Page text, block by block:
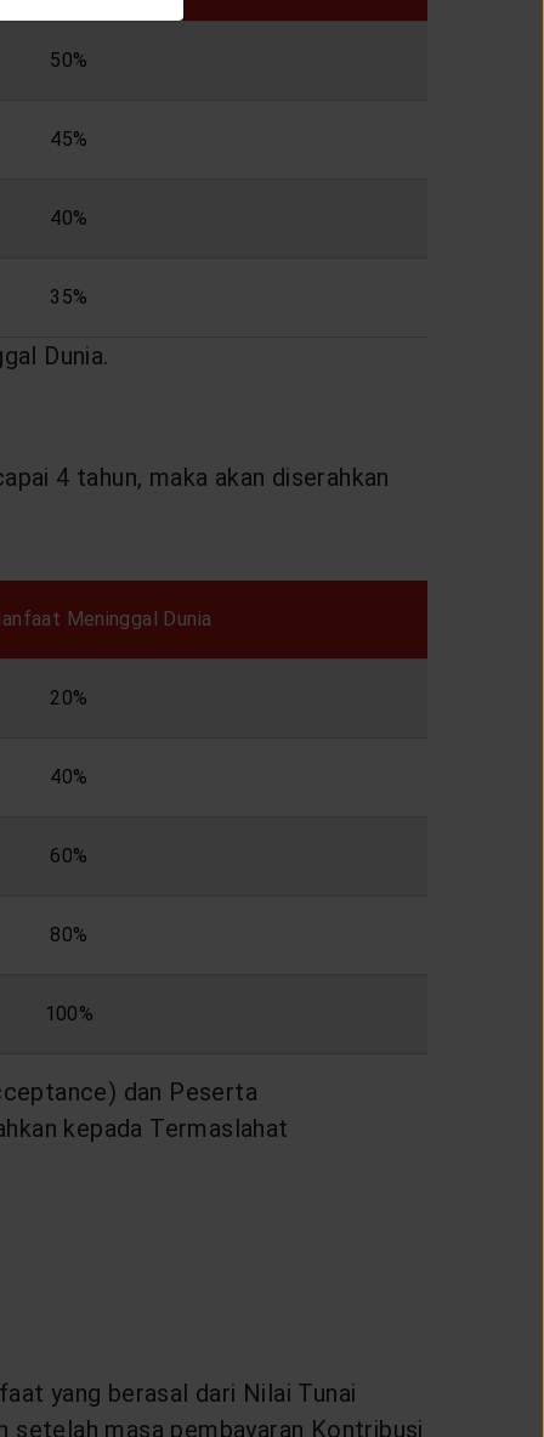
50%
45%
40%
35%
Dunia.
4 tahun, maka akan diserahkan
Meninggal Dunia
20%
40%
60%
80%
100%
dan Peserta
kepada Termaslahat
yang berasal dari Nilai Tunai
setelah masa pembayaran Kontribusi